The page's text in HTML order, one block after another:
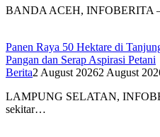
BANDA ACEH, INFOBERITA
Panen Raya 50 Hektare di
Pangan dan Serap Aspirasi Petani
Berita2 August 20262 August
LAMPUNG SELATAN,
sekitar…